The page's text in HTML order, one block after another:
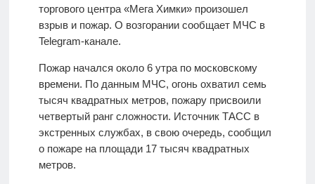
торгового центра «Мега Химки» произошел
взрыв и пожар. О возгорании сообщает МЧС в
Telegram-канале.
Пожар начался около 6 утра по московскому
времени. По данным МЧС, огонь охватил семь
тысяч квадратных метров, пожару присвоили
четвертый ранг сложности. Источник ТАСС в
экстренных службах, в свою очередь, сообщил
о пожаре на площади 17 тысяч квадратных
метров.